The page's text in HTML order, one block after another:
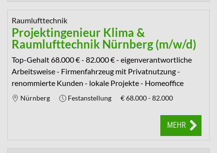
Raumlufttechnik
Projektingenieur Klima &
Raumlufttechnik Nürnberg (m/w/d)
Top-Gehalt 68.000 € - 82.000 € - eigenverantwortliche
Arbeitsweise - Firmenfahrzeug mit Privatnutzung -
renommierte Kunden - lokale Projekte - Homeoffice
Nürnberg Festanstellung €68.000 - 82.000
MEHR